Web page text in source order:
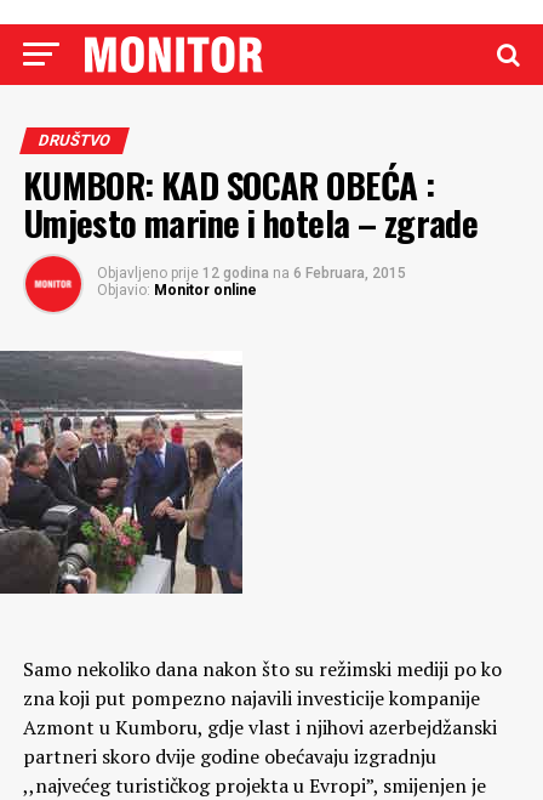
DRUŠTVO
KUMBOR: KAD SOCAR OBEĆA :
Umjesto marine i hotela – zgrade
Objavljeno prije 12 godina na 6 Februara, 2015
Objavio: Monitor online
Samo nekoliko dana nakon što su režimski mediji po ko
zna koji put pompezno najavili investicije kompanije
Azmont u Kumboru, gdje vlast i njihovi azerbejdžanski
partneri skoro dvije godine obećavaju izgradnju
,,najvećeg turističkog projekta u Evropi”, smijenjen je